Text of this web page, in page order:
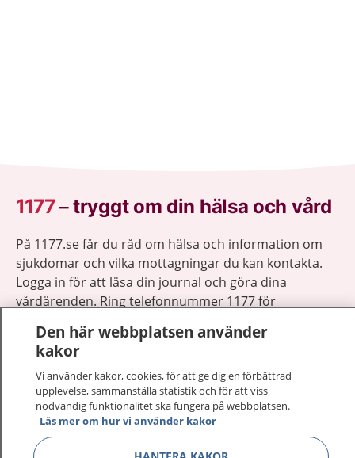
1177–tryggt om din hälsa och vård
På 1177.se får du råd om hälsa och information om
sjukdomar och vilka mottagningar du kan kontakta.
Logga in för att läsa din journal och göra dina
vårdärenden. Ring telefonnummer 1177 för
1177 ger dig råd när du vill må bättre.
1177 på flera språk Visa
Den här webbplatsen använder
kakor
Vi använder kakor, cookies, för att ge dig en förbättrad
upplevelse, sammanställa statistik och för att viss
nödvändig funktionalitet ska fungera på webbplatsen.
Läs mer om hur vi använder kakor